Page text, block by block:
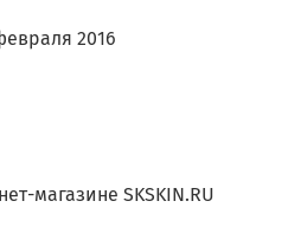
2016
магазине SKSKIN.RU